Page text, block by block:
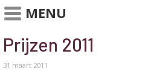
MENU
Prijzen 2011
31 maart 2011